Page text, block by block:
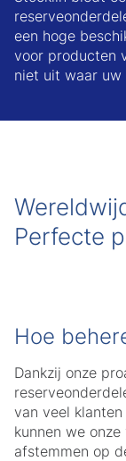
een hoge
voor producten
niet uit waar
Perfecte
Hoe
Dankzij onze
van veel
kunnen we
afstemmen op